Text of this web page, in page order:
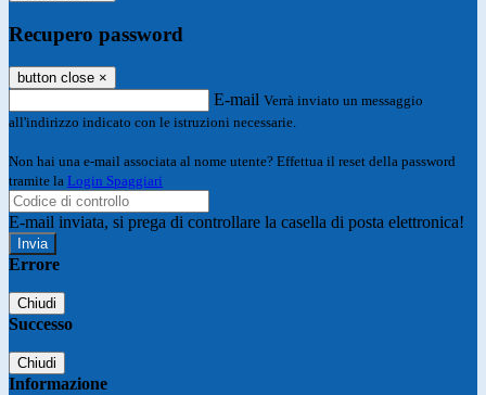
Recupero password
button close ×
E-mail Verrà inviato un messaggio
all'indirizzo indicato con le istruzioni necessarie.
Non hai una e-mail associata al nome utente? Effettua il reset della password
tramite la Login Spaggiari
E-mail inviata, si prega di controllare la casella di posta elettronica!
Errore
Chiudi
Successo
Chiudi
Informazione